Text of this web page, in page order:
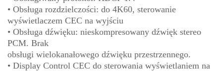
• Obsługa rozdzielczości: do 4K60, sterowanie
wyświetlaczem CEC na wyjściu
• Obsługa dźwięku: nieskompresowany dźwięk stereo
PCM. Brak
obsługi wielokanałowego dźwięku przestrzennego.
• Display Control CEC do sterowania wyświetlaniem na